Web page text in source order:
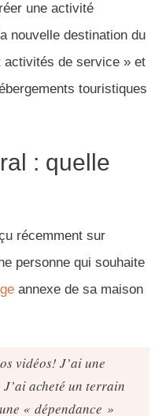
une activité
nouvelle destination du
de service » et
touristiques
: quelle
récemment sur
personne qui souhaite
annexe de sa maison
vidéos! J’ai une
acheté un terrain
« dépendance »